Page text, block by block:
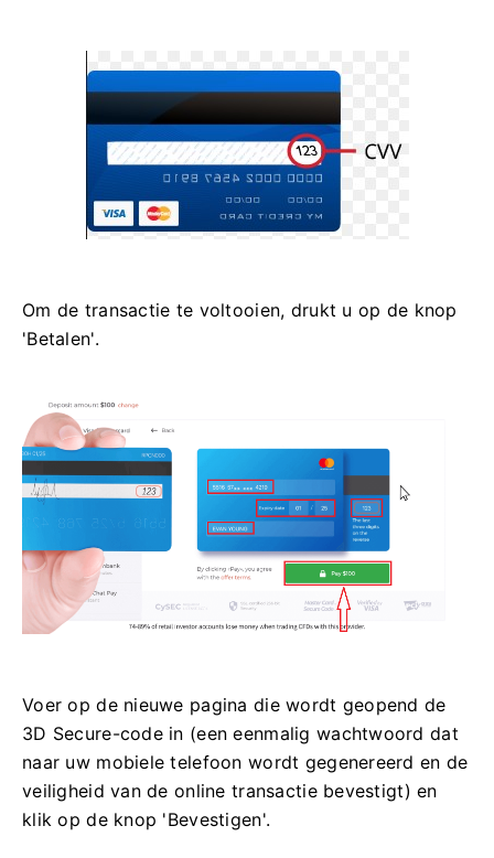
Om de transactie te voltooien, drukt u op de knop
'Betalen'.
Voer op de nieuwe pagina die wordt geopend de
3D Secure-code in (een eenmalig wachtwoord dat
naar uw mobiele telefoon wordt gegenereerd en de
veiligheid van de online transactie bevestigt) en
klik op de knop 'Bevestigen'.